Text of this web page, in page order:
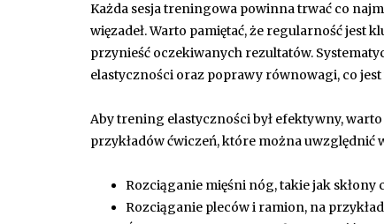
Każda sesja treningowa powinna trwać co
więzadeł. Warto pamiętać, że regularność
przynieść oczekiwanych rezultatów.
elastyczności oraz poprawy równowagi, co
Aby trening elastyczności był efektywny,
przykładów ćwiczeń, które można uwzględnić
Rozciąganie mięśni nóg, takie jak skłony
Rozciąganie pleców i ramion, na